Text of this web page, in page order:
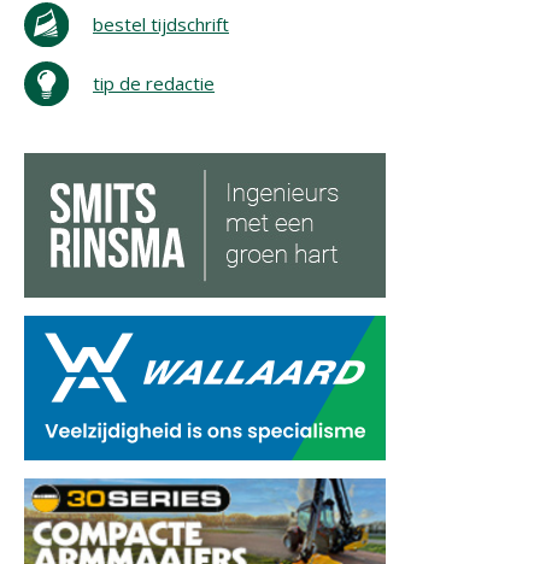
bestel tijdschrift
tip de redactie